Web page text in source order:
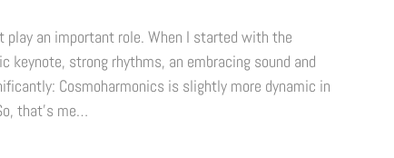
play an important role. When I started with the
strong rhythms, an embracing sound and
Cosmoharmonics is slightly more dynamic in
that’s me…